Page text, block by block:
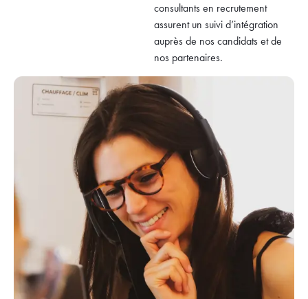
consultants en recrutement
assurent un suivi d’intégration
auprès de nos candidats et de
nos partenaires.